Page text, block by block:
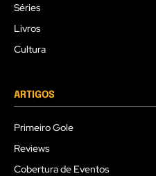
Séries
Livros
Cultura
ARTIGOS
Primeiro Gole
Reviews
Cobertura de Eventos